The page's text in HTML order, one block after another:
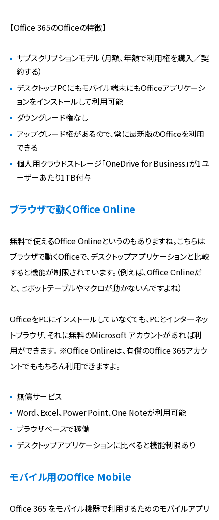
【Office 365のOfficeの特徴】
サブスクリプションモデル（月額、年額で利用権を購入／契
約する）
デスクトップPCにもモバイル端末にもOfficeアプリケーシ
ョンをインストールして利用可能
ダウングレード権なし
アップグレード権があるので、常に最新版のOfficeを利用
できる
個人用クラウドストレージ「OneDrive for Business」が1ユ
ーザーあたり1TB付与
ブラウザで動くOffice Online
無料で使えるOffice Onlineというのもありますね。こちらは
ブラウザで動くOfficeで、デスクトップアプリケーションと比較
すると機能が制限されています。（例えば、Office Onlineだ
と、ピボットテーブルやマクロが動かないんですよね）
OfficeをPCにインストールしていなくても、PCとインターネッ
トブラウザ、それに無料のMicrosoft アカウントがあれば利
用ができます。 ※Office Onlineは、有償のOffice 365アカウ
ントでももちろん利用できますよ。
無償サービス
Word、Excel、Power Point、One Noteが利用可能
ブラウザベースで稼働
デスクトップアプリケーションに比べると機能制限あり
モバイル用のOffice Mobile
Office 365 をモバイル機器で利用するためのモバイルアプリ